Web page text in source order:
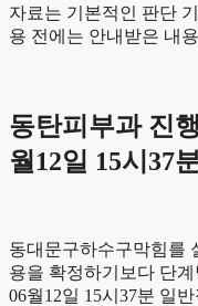
자료는 기본적인 판단
용 전에는 안내받은 내
동탄피부과 진
월12일 15시37
동대문구하수구막힘를
용을 확정하기보다 단
06월12일 15시37분 일